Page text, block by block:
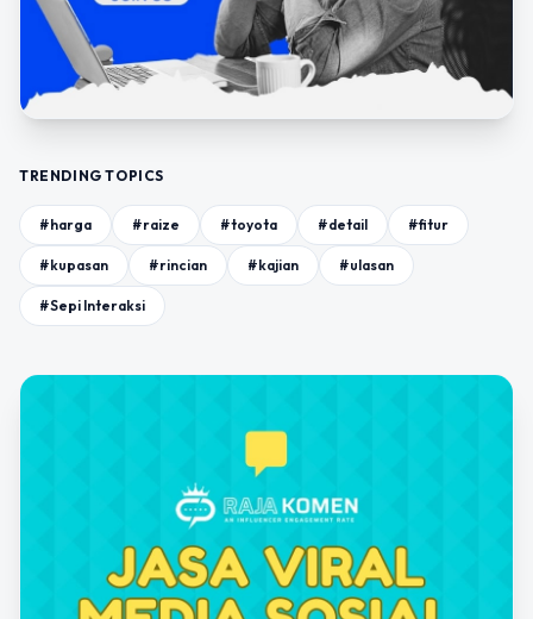
TRENDING TOPICS
#harga #raize #toyota #detail #fitur
#kupasan #rincian #kajian #ulasan
#Sepi Interaksi